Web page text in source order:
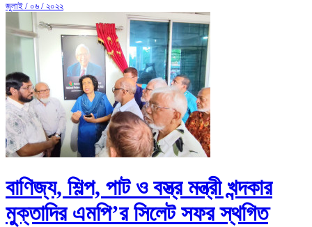
জুলাই / ০৬ / ২০২২
বাণিজ্য, শিল্প, পাট ও বস্ত্র মন্ত্রী খন্দকার
মুক্তাদির এমপি’র সিলেট সফর স্থগিত